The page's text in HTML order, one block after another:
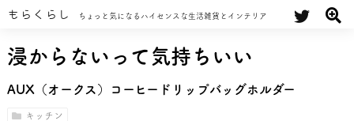
もらくらし ちょっと気になるハイセンスな生活雑貨とインテリア
浸からないって気持ちいい
AUX（オークス）コーヒードリップバッグホルダー
キッチン